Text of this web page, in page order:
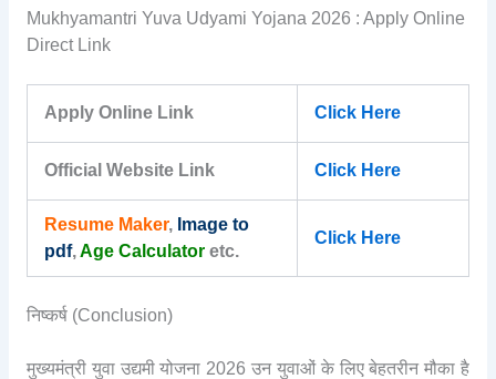
Mukhyamantri Yuva Udyami Yojana 2026 : Apply Online
Direct Link
Apply Online Link Click Here
Official Website Link Click Here
Resume Maker, Image to
pdf,Age Calculatoretc.
Click Here
निष्कर्ष (Conclusion)
मुख्यमंत्री युवा उद्यमी योजना 2026 उन युवाओं के लिए बेहतरीन मौका है